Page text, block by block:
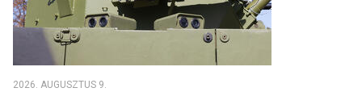
2026. AUGUSZTUS 9.